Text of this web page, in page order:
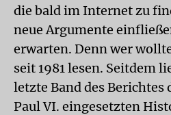
die bald im Internet zu
neue Argumente
erwarten. Denn wer
seit 1981 lesen. Seitdem
letzte Band des Berichtes
Paul VI. eingesetzten